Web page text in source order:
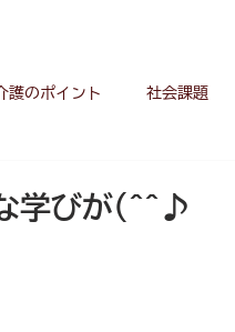
護のポイント 社会課題
学びが(^^♪